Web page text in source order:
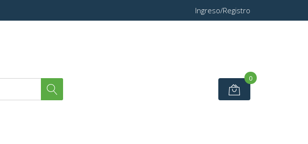
Ingreso/Registro
0